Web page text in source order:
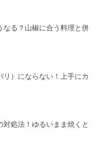
なる？山椒に合う料理と併
リ）にならない！上手にカ
処法！ゆるいまま焼くと